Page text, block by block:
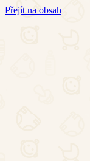
Přejít na obsah